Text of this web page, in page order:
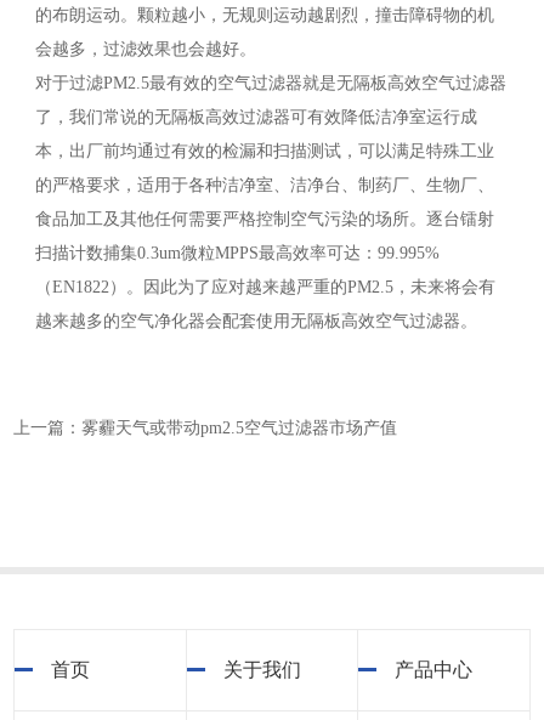
的布朗运动。颗粒越小，无规则运动越剧烈，撞击障碍物的机
会越多，过滤效果也会越好。
对于过滤PM2.5最有效的空气过滤器就是无隔板高效空气过滤器
了，我们常说的无隔板高效过滤器可有效降低洁净室运行成
本，出厂前均通过有效的检漏和扫描测试，可以满足特殊工业
的严格要求，适用于各种洁净室、洁净台、制药厂、生物厂、
食品加工及其他任何需要严格控制空气污染的场所。逐台镭射
扫描计数捕集0.3um微粒MPPS最高效率可达：99.995%
（EN1822）。因此为了应对越来越严重的PM2.5，未来将会有
越来越多的空气净化器会配套使用无隔板高效空气过滤器。
上一篇：雾霾天气或带动pm2.5空气过滤器市场产值
首页 关于我们 产品中心